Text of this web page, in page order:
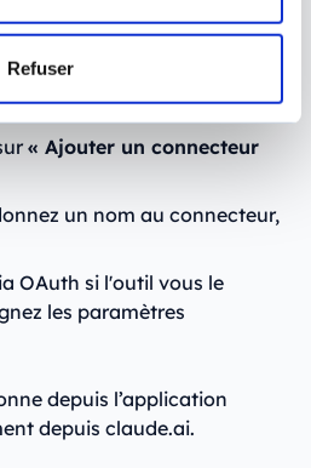
Refusercliquez sur
sur « Connecteurs»
« Ajouter un connecteur
un nom au connecteur,
OAuth si l'outil vous le
les paramètres
depuis l’application
depuis claude.ai.